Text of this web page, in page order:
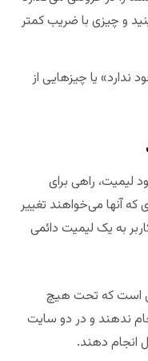
و چیزی با ضریب کمتر
ندارد» یا چیزهایی از
راهی برای
که آنها می‌خواهند تغییر
به یک لیمیت دائمی
این است که تحت هیچ
ندهند و در دو سایت
انجام دهند.